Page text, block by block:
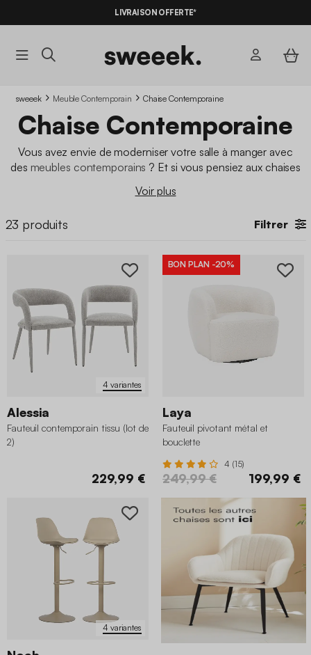
BONS PLANS* AVEC LECODE SUMMER10
LIVRAISON OFFERTE*
sweeek Meuble Contemporain Chaise Contemporaine
Chaise Contemporaine
Vous avez envie de moderniser votre salle à manger avec
des meubles contemporains ? Et si vous pensiez aux chaises
se caractérisent par des lignes graphiques
styletout en offrant du confort pour vos convives installés
Voir plus
23 produits Filtrer
4 variantes
Alessia
Fauteuil contemporain tissu (lot de
2)
229,99 €
BON PLAN -20%
Laya
Fauteuil pivotant métal et
bouclette
4 (15)
249,99 € 199,99 €
4 variantes